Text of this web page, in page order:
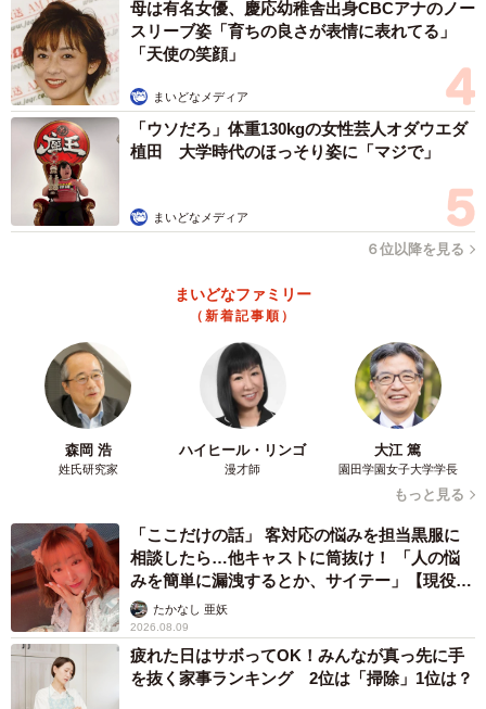
金額を知らされてからの漫画内二人のTシャツ文字が「デマ地下」に。つ
いつい本音が…（月光もりあさんTwitterより）
この投稿に、
「わかりみしかない」
「個体のグラム売り撤廃してほしい」
母は有名女優、慶応幼稚舎出身CBCアナのノー
スリーブ姿「育ちの良さが表情に表れてる」
「天使の笑顔」
まいどなメディア
「ウソだろ」体重130kgの女性芸人オダウエダ
植田 大学時代のほっそり姿に「マジで」
まいどなメディア
６位以降を見る
まいどなファミリー
（新着記事順）
森岡 浩
姓氏研究家
ハイヒール・リンゴ
漫才師
大江 篤
園田学園女子大学学長
もっと見る
「ここだけの話」 客対応の悩みを担当黒服に
相談したら…他キャストに筒抜け！ 「人の悩
みを簡単に漏洩するとか、サイテー」【現役キ
ャストに取材】
たかなし 亜妖
2026.08.09
疲れた日はサボってOK！みんなが真っ先に手
を抜く家事ランキング 2位は「掃除」1位は？